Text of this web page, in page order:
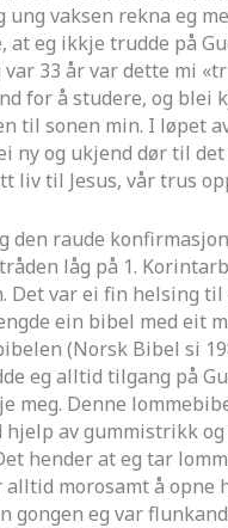
ung vaksen rekna eg
at eg ikkje trudde på
33 år var dette mi
for å studere, og blei
til sonen min. I løpet
ny og ukjend dør til
liv til Jesus, vår trus
den raude
låg på 1.
Det var ei fin helsing til
ein bibel med eit
(Norsk Bibel si
eg alltid tilgang på
meg. Denne
hjelp av gummistrikk
hender at eg tar
morosamt å opne
gongen eg var